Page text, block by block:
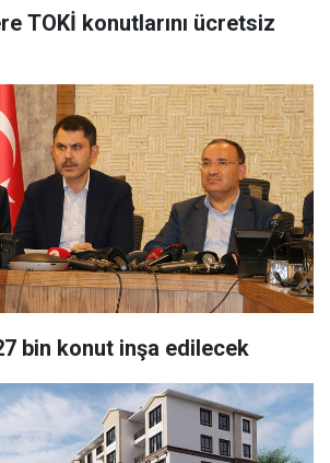
TOKİ konutlarını ücretsiz
bin konut inşa edilecek